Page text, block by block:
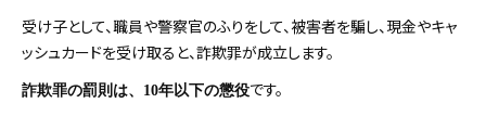
受け子として、職員や警察官のふりをして、被害者を騙し、現金やキャ
ッシュカードを受け取ると、詐欺罪が成立します。
詐欺罪の罰則は、10年以下の懲役です。